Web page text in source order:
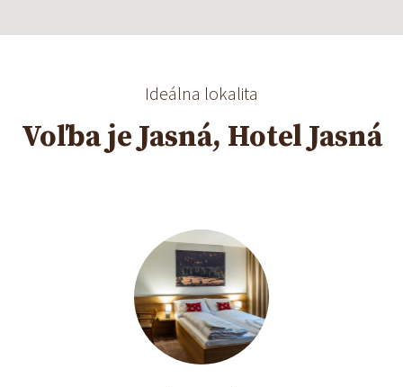
Ideálna lokalita
Voľba je Jasná, Hotel Jasná